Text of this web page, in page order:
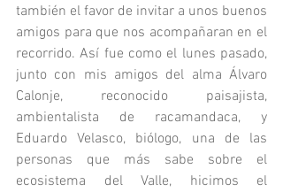
también el favor de invitar a unos buenos
amigos para que nos acompañaran en el
recorrido. Así fue como el lunes pasado,
junto con mis amigos del alma Álvaro
Calonje, reconocido paisajista,
ambientalista de racamandaca, y
Eduardo Velasco, biólogo, una de las
personas que más sabe sobre el
ecosistema del Valle, hicimos el